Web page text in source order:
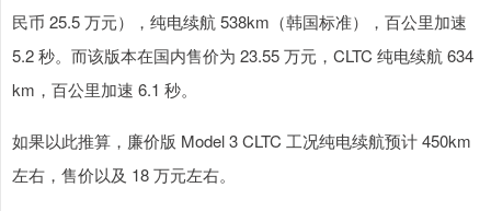
民币 25.5 万元），纯电续航 538km（韩国标准），百公里加速
5.2 秒。而该版本在国内售价为 23.55 万元，CLTC 纯电续航 634
km，百公里加速 6.1 秒。
如果以此推算，廉价版 Model 3 CLTC 工况纯电续航预计 450km
左右，售价以及 18 万元左右。